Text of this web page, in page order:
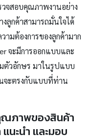
จสอบคุณภาพงานอย่าง
ลูกค้าสามารถมั่นใจได้
ามต้องการของลูกค้ามาก
จะมีการออกแบบและ
ตัวอักษร มาในรูปแบบ
จะตรงกับแบบที่ท่าน
ณภาพของสินค้า
นะนำ และมอบ